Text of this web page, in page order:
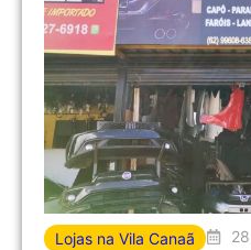
Lojas na Vila Canaã